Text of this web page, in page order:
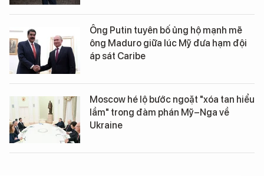
Ông Putin tuyên bố ủng hộ mạnh mẽ
ông Maduro giữa lúc Mỹ đưa hạm đội
áp sát Caribe
Moscow hé lộ bước ngoặt "xóa tan hiểu
lầm" trong đàm phán Mỹ–Nga về
Ukraine